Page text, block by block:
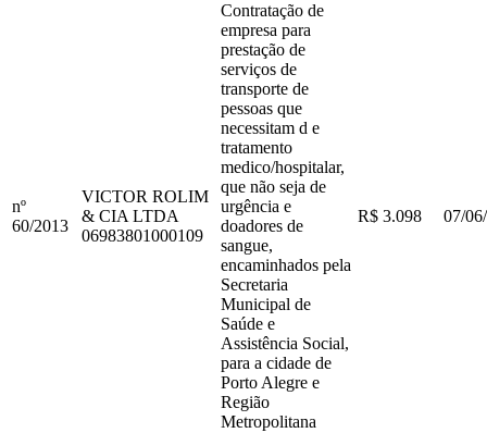
nº
60/2013
VICTOR ROLIM
& CIA LTDA
06983801000109
Contratação de
empresa para
prestação de
serviços de
transporte de
pessoas que
necessitam d e
tratamento
medico/hospitalar,
que não seja de
urgência e
doadores de
sangue,
encaminhados pela
Secretaria
Municipal de
Saúde e
Assistência Social,
para a cidade de
Porto Alegre e
Região
Metropolitana
R$ 3.098 07/